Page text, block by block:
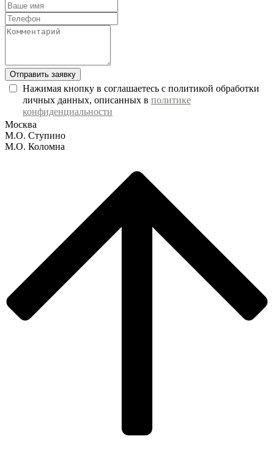
Отправить заявку
Нажимая кнопку в соглашаетесь с политикой обработки
личных данных, описанных в политике
конфиденциальности
Москва
М.О. Ступино
М.О. Коломна